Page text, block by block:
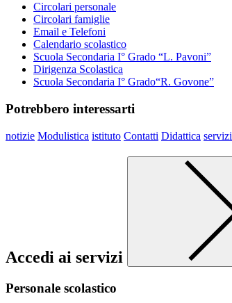
Circolari personale
Circolari famiglie
Email e Telefoni
Calendario scolastico
Scuola Secondaria I° Grado “L. Pavoni”
Dirigenza Scolastica
Scuola Secondaria I° Grado“R. Govone”
Potrebbero interessarti
notizie Modulistica istituto Contatti Didattica servizi
Accedi ai servizi
Personale scolastico